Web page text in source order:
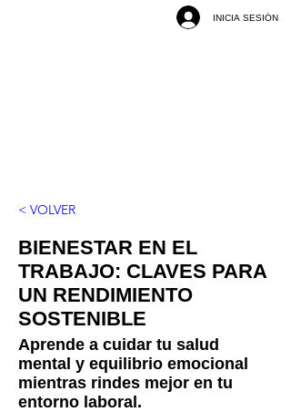
INICIA SESIÓN
< VOLVER
BIENESTAR EN EL
TRABAJO: CLAVES PARA
UN RENDIMIENTO
SOSTENIBLE
Aprende a cuidar tu salud
mental y equilibrio emocional
mientras rindes mejor en tu
entorno laboral.